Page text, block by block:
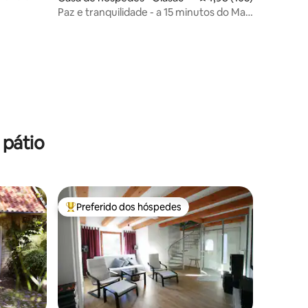
Paz e tranquilidade - a 15 minutos do Mar
Entre os melhores preferidos dos hóspedes
Preferido dos hóspedes